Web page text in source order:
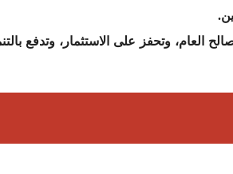
وتحفز على الاستثمار، وتدفع